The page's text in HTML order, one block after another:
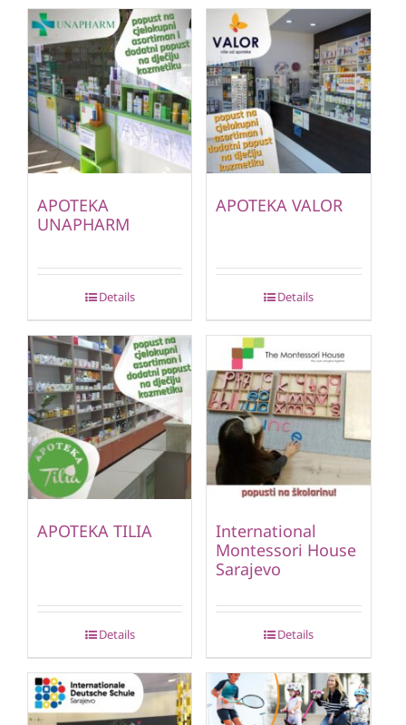
APOTEKA
UNAPHARM
Details
APOTEKA VALOR
Details
APOTEKA TILIA
Details
International
Montessori House
Sarajevo
Details